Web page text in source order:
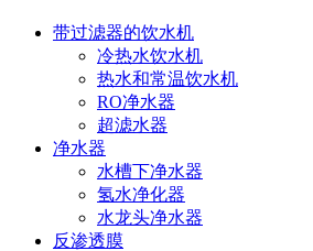
带过滤器的饮水机
冷热水饮水机
热水和常温饮水机
RO净水器
超滤水器
净水器
水槽下净水器
氢水净化器
水龙头净水器
反渗透膜